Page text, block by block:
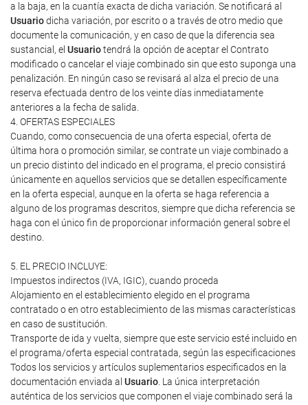
a la baja, en la cuantía exacta de dicha variación. Se notificará al
Usuariodicha variación, por escrito o a través de otro medio que
documente la comunicación, y en caso de que la diferencia sea
sustancial, el Usuariotendrá la opción de aceptar el Contrato
modificado o cancelar el viaje combinado sin que esto suponga una
penalización. En ningún caso se revisará al alza el precio de una
reserva efectuada dentro de los veinte días inmediatamente
anteriores a la fecha de salida.
4. OFERTAS ESPECIALES
Cuando, como consecuencia de una oferta especial, oferta de
última hora o promoción similar, se contrate un viaje combinado a
un precio distinto del indicado en el programa, el precio consistirá
únicamente en aquellos servicios que se detallen específicamente
en la oferta especial, aunque en la oferta se haga referencia a
alguno de los programas descritos, siempre que dicha referencia se
haga con el único fin de proporcionar información general sobre el
destino.
5. EL PRECIO INCLUYE:
Impuestos indirectos (IVA, IGIC), cuando proceda
Alojamiento en el establecimiento elegido en el programa
contratado o en otro establecimiento de las mismas características
en caso de sustitución.
Transporte de ida y vuelta, siempre que este servicio esté incluido en
el programa/oferta especial contratada, según las especificaciones
Todos los servicios y artículos suplementarios especificados en la
documentación enviada al Usuario . La única interpretación
auténtica de los servicios que componen el viaje combinado será la